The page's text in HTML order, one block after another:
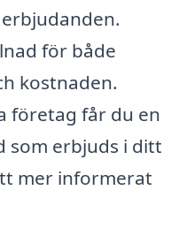
för både
kostnaden.
företag får du en
som erbjuds i ditt
mer informerat